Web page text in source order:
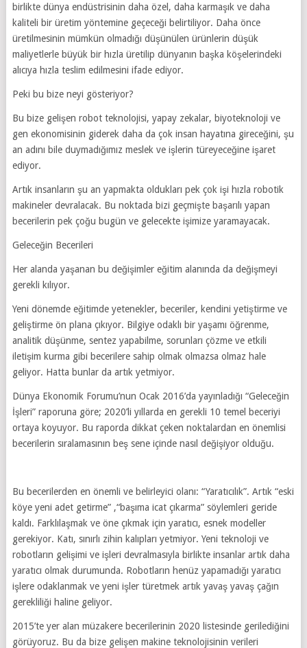
birlikte dünya endüstrisinin daha özel, daha karmaşık ve daha
kaliteli bir üretim yöntemine geçeceği belirtiliyor. Daha önce
üretilmesinin mümkün olmadığı düşünülen ürünlerin düşük
maliyetlerle büyük bir hızla üretilip dünyanın başka köşelerindeki
alıcıya hızla teslim edilmesini ifade ediyor.
Peki bu bize neyi gösteriyor?
Bu bize gelişen robot teknolojisi, yapay zekalar, biyoteknoloji ve
gen ekonomisinin giderek daha da çok insan hayatına gireceğini, şu
an adını bile duymadığımız meslek ve işlerin türeyeceğine işaret
ediyor.
Artık insanların şu an yapmakta oldukları pek çok işi hızla robotik
makineler devralacak. Bu noktada bizi geçmişte başarılı yapan
becerilerin pek çoğu bugün ve gelecekte işimize yaramayacak.
Geleceğin Becerileri
Her alanda yaşanan bu değişimler eğitim alanında da değişmeyi
gerekli kılıyor.
Yeni dönemde eğitimde yetenekler, beceriler, kendini yetiştirme ve
geliştirme ön plana çıkıyor. Bilgiye odaklı bir yaşamı öğrenme,
analitik düşünme, sentez yapabilme, sorunları çözme ve etkili
iletişim kurma gibi becerilere sahip olmak olmazsa olmaz hale
geliyor. Hatta bunlar da artık yetmiyor.
Dünya Ekonomik Forumu’nun Ocak 2016’da yayınladığı “Geleceğin
İşleri” raporuna göre; 2020’li yıllarda en gerekli 10 temel beceriyi
ortaya koyuyor. Bu raporda dikkat çeken noktalardan en önemlisi
becerilerin sıralamasının beş sene içinde nasıl değişiyor olduğu.
Bu becerilerden en önemli ve belirleyici olanı: “Yaratıcılık”. Artık “eski
köye yeni adet getirme” ,“başıma icat çıkarma” söylemleri geride
kaldı. Farklılaşmak ve öne çıkmak için yaratıcı, esnek modeller
gerekiyor. Katı, sınırlı zihin kalıpları yetmiyor. Yeni teknoloji ve
robotların gelişimi ve işleri devralmasıyla birlikte insanlar artık daha
yaratıcı olmak durumunda. Robotların henüz yapamadığı yaratıcı
işlere odaklanmak ve yeni işler türetmek artık yavaş yavaş çağın
gerekliliği haline geliyor.
2015’te yer alan müzakere becerilerinin 2020 listesinde gerilediğini
görüyoruz. Bu da bize gelişen makine teknolojisinin verileri